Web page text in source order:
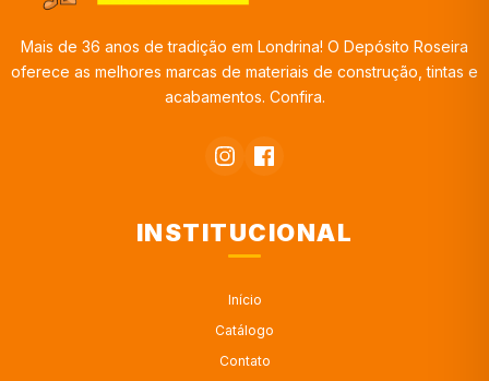
Mais de 36 anos de tradição em Londrina! O Depósito Roseira
oferece as melhores marcas de materiais de construção, tintas e
acabamentos. Confira.
INSTITUCIONAL
Início
Catálogo
Contato